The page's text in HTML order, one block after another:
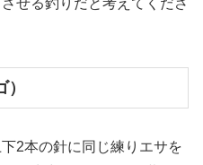
せる釣りだと考えてくださ
2本の針に同じ練りエサを